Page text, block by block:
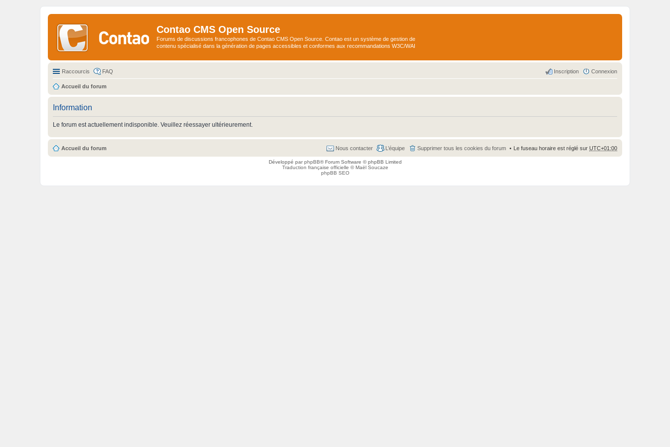
Contao CMS Open Source
Forums de discussions francophones de Contao CMS Open Source. Contao est un système de gestion de
contenu spécialisé dans la génération de pages accessibles et conformes aux recommandations W3C/WAI
Raccourcis FAQ Connexion
Inscription
Accueil du forum
Information
Le forum est actuellement indisponible. Veuillez réessayer ultérieurement.
Accueil du forum Le fuseau horaire est réglé sur UTC+01:00
Supprimer tous les cookies du forum
L’équipe
Nous contacter
Développé parphpBB® Forum Software © phpBB Limited
Traduction française officielle ©Maël Soucaze
phpBB SEO